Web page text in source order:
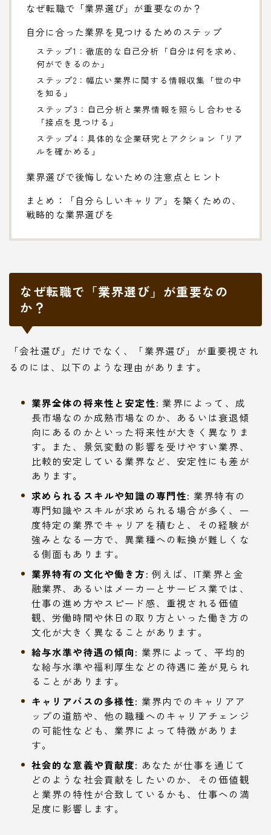
なぜ転職で「業界選び」が重要なのか？
自分に合った業界を見つけるためのステップ
ステップ1：徹底的な自己分析「自分は何を求め、
何ができるのか」
ステップ2：幅広い業界に関する情報収集「世の中
を知る」
ステップ3：自己分析と業界情報を照らし合わせる
「接点を見つける」
ステップ4：具体的な企業研究とアクション「リア
ルを確かめる」
業界選びで後悔しないための注意点とヒント
まとめ：「自分らしいキャリア」を築くための、
戦略的な業界選びを
なぜ転職で「業界選び」が重要なの
か？
「会社選び」だけでなく、「業界選び」が重要視され
るのには、以下のような理由があります。
業界全体の将来性と安定性: 業界によって、成
長市場なのか成熟市場なのか、あるいは衰退傾
向にあるのかといった将来性が大きく異なりま
す。また、景気変動の影響を受けやすい業界、
比較的安定している業界など、安定性にも差が
あります。
求められるスキルや知識の専門性: 業界特有の
専門知識やスキルが求められる場合が多く、一
度特定の業界でキャリアを積むと、その経験が
強みとなる一方で、異業種への転換が難しくな
る側面もあります。
業界特有の文化や働き方: 例えば、IT業界と金
融業界、あるいはメーカーとサービス業では、
仕事の進め方やスピード感、重視される価値
観、労働時間や休日の取り方といった働き方の
文化が大きく異なることがあります。
給与水準や待遇の傾向: 業界によって、平均的
な給与水準や福利厚生などの待遇に差が見られ
ることがあります。
キャリアパスの多様性: 業界内でのキャリアア
ップの道筋や、他の職種へのキャリアチェンジ
の可能性なども、業界によって特徴がありま
す。
社会的な意義や貢献度: あなたが仕事を通じて
どのような社会貢献をしたいのか、その価値観
と業界の特性が合致しているかも、仕事への満
足度に影響します。